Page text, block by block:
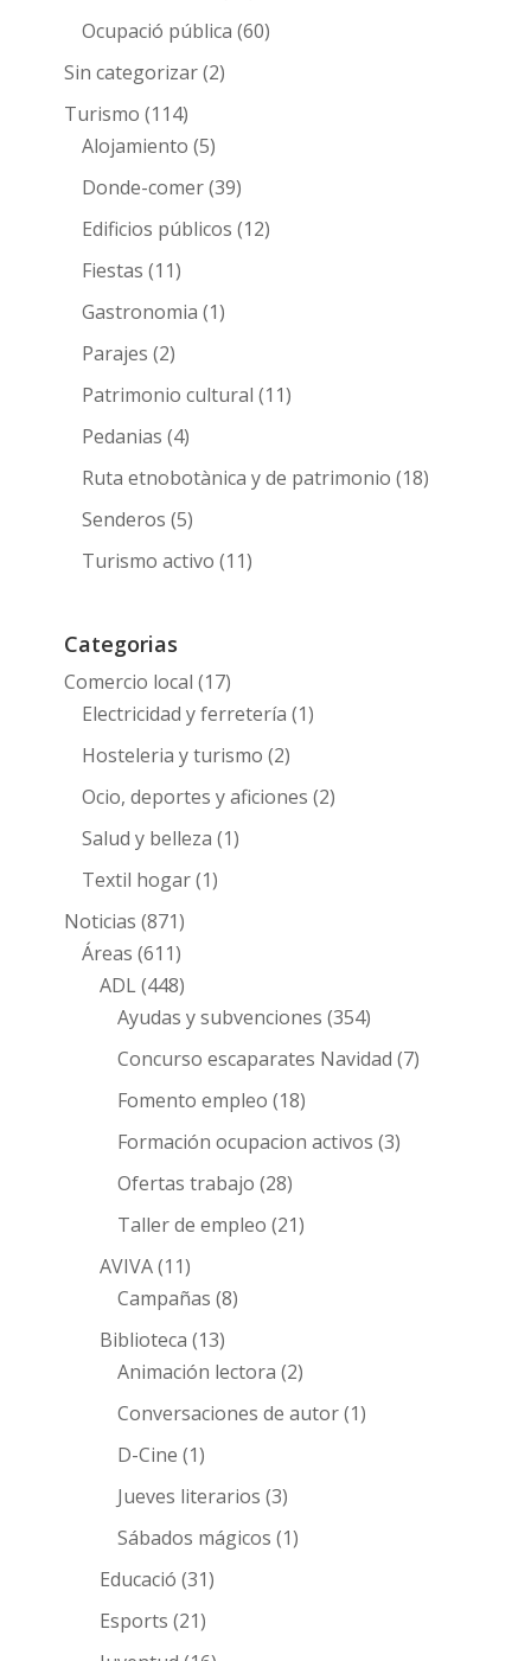
Ocupació pública (60)
Sin categorizar(2)
Turismo (114)
Alojamiento (5)
Donde-comer(39)
Edificios públicos (12)
Fiestas (11)
Gastronomia (1)
Parajes (2)
Patrimonio cultural (11)
Pedanias (4)
Ruta etnobotànica y de patrimonio (18)
Senderos (5)
Turismo activo (11)
Categorias
Comercio local (17)
Electricidad y ferretería (1)
Hosteleria y turismo (2)
Ocio, deportes y aficiones (2)
Salud y belleza (1)
Textil hogar(1)
Noticias (871)
Áreas (611)
ADL(448)
Ayudas y subvenciones (354)
Concurso escaparates Navidad (7)
Fomento empleo (18)
Formación ocupacion activos (3)
Ofertas trabajo (28)
Taller de empleo (21)
AVIVA(11)
Campañas (8)
Biblioteca (13)
Animación lectora (2)
Conversaciones de autor(1)
D-Cine (1)
Jueves literarios (3)
Sábados mágicos (1)
Educació (31)
Esports (21)